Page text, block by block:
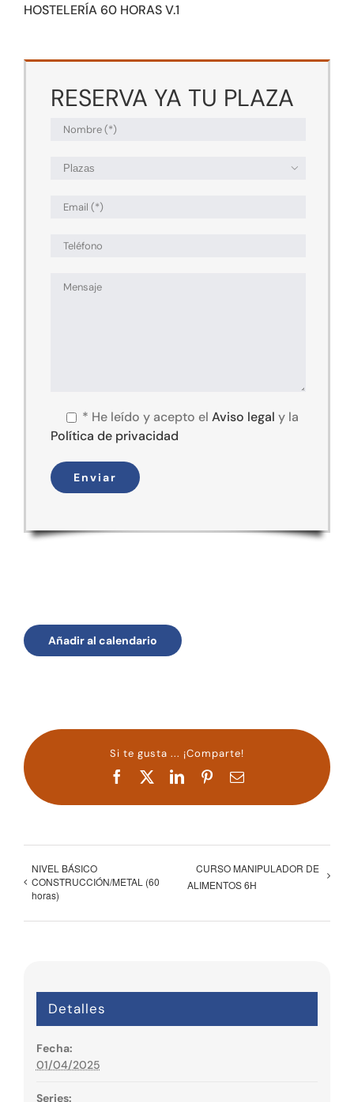
HOSTELERÍA 60 HORAS V.1
RESERVA YA TU PLAZA

* He leído y acepto el Aviso legal y la
Política de privacidad
Añadir al calendario
Si te gusta ... ¡Comparte!
Facebook LinkedInPinterestCorreo
NIVEL BÁSICO
CONSTRUCCIÓN/METAL (60
horas)
CURSO MANIPULADOR DE
ALIMENTOS 6H
Detalles
Fecha:
01/04/2025
Series: